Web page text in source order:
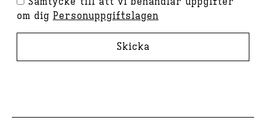
om dig Personuppgiftslagen
Skicka